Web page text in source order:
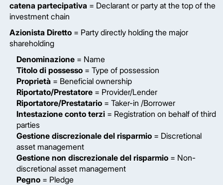
catena partecipativa = Declarant or party at the top of the
investment chain
Azionista Diretto = Party directly holding the major
shareholding
Denominazione = Name
Titolo di possesso = Type of possession
Proprietà = Beneficial ownership
Riportato/Prestatore = Provider/Lender
Riportatore/Prestatario = Taker-in /Borrower
Intestazione conto terzi = Registration on behalf of third
parties
Gestione discrezionale del risparmio = Discretional
asset management
Gestione non discrezionale del risparmio = Non-
discretional asset management
Pegno = Pledge